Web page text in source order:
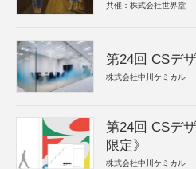
共催：株式会社世界堂
第24回 CSデ
株式会社中川ケミカル
第24回 CSデ
限定》
株式会社中川ケミカル